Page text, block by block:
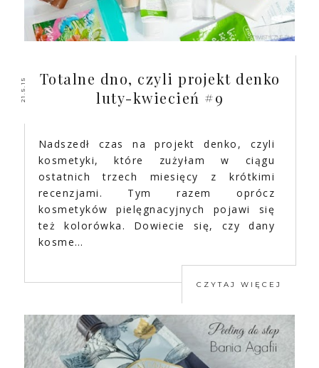
21.5.15
Totalne dno, czyli projekt denko
luty-kwiecień #9
Nadszedł czas na projekt denko, czyli
kosmetyki, które zużyłam w ciągu
ostatnich trzech miesięcy z krótkimi
recenzjami. Tym razem oprócz
kosmetyków pielęgnacyjnych pojawi się
też kolorówka. Dowiecie się, czy dany
kosme…
CZYTAJ WIĘCEJ